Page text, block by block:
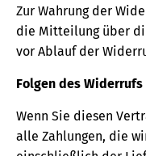
Zur Wahrung der
die Mitteilung über
vor Ablauf der
Folgen des Widerrufs
Wenn Sie diesen
alle Zahlungen, die